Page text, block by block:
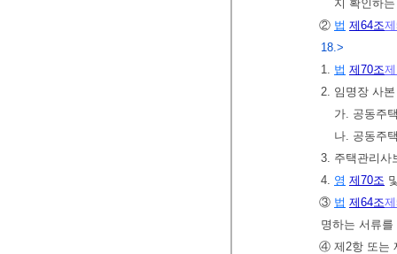
지 확인하
② 법 제64조
18.>
1. 법 제70조
2. 임명장 사
가. 공동주
나. 공동주
3. 주택관리사
4. 영 제70조
③ 법 제64조
명하는 서류
④ 제2항 또는